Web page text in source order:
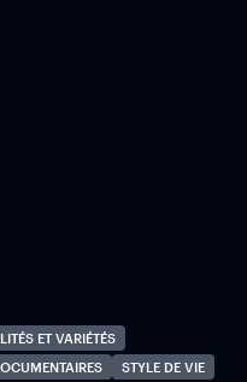
ET VARIÉTÉS
STYLE DE VIE